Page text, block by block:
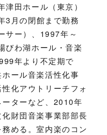
田ホール（東京）
3月の閉館まで勤務
サー）、1997年～
びわ湖ホール・音楽
年より不定期で
ホール音楽活性化事
化アウトリーチフォ
ターなど、2010年
財団音楽事業部部長
める。室内楽のコン